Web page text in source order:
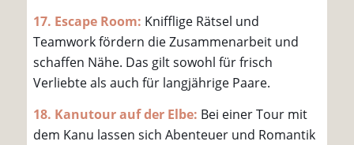
17. Escape Room: Knifflige Rätsel und
Teamwork fördern die Zusammenarbeit und
schaffen Nähe. Das gilt sowohl für frisch
Verliebte als auch für langjährige Paare.
18. Kanutour auf der Elbe: Bei einer Tour mit
dem Kanu lassen sich Abenteuer und Romantik